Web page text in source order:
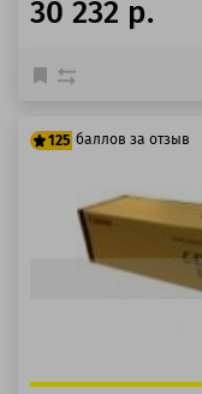
30 232 р.
125 баллов за отзыв
100 баллов
125 баллов